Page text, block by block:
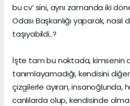
bu cv’ sini, aynı zamanda iki
Odası Başkanlığı yaparak, nasıl
taşıyabildi..?
İşte tam bu noktada, kimsenin
tanımlayamadığı, kendisini
çizgilerle ayıran,
canlılarda olup, kendisinde